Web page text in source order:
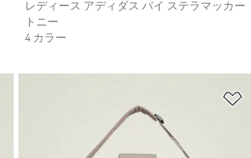
レディース アディダス バイ ステラマッカー
トニー
4 カラー